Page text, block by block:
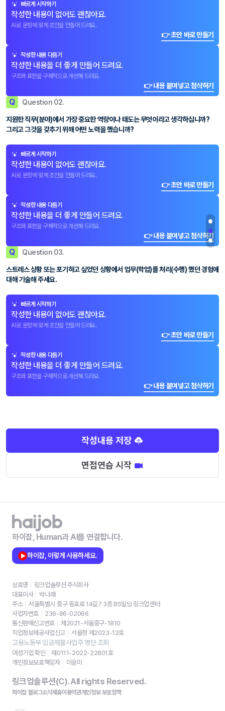
빠르게 시작하기
작성한 내용이 없어도 괜찮아요.
AI로 문항에 맞게 초안을 만들어 드려요.
👉 초안 바로 만들기
작성한 내용 다듬기
작성한 내용을 더 좋게 만들어 드려요.
구조와 표현을 구체적으로 개선해 드려요.
👉 내용 붙여넣고 첨삭하기
Q Question 02.
지원한 직무(분야)에서 가장 중요한 역량이나 태도는 무엇이라고 생각하십니까?
그리고 그것을 갖추기 위해 어떤 노력을 했습니까?
빠르게 시작하기
작성한 내용이 없어도 괜찮아요.
AI로 문항에 맞게 초안을 만들어 드려요.
👉 초안 바로 만들기
작성한 내용 다듬기
작성한 내용을 더 좋게 만들어 드려요.
구조와 표현을 구체적으로 개선해 드려요.
👉 내용 붙여넣고 첨삭하기
Q Question 03.
스트레스 상황 또는 포기하고 싶었던 상황에서 업무(학업)를 처리(수행) 했던 경험에
대해 기술해 주세요.
빠르게 시작하기
작성한 내용이 없어도 괜찮아요.
AI로 문항에 맞게 초안을 만들어 드려요.
👉 초안 바로 만들기
작성한 내용 다듬기
작성한 내용을 더 좋게 만들어 드려요.
구조와 표현을 구체적으로 개선해 드려요.
👉 내용 붙여넣고 첨삭하기
작성내용 저장
면접연습 시작
하이잡, Human과 AI를 연결합니다.
하이잡, 이렇게 사용하세요.
상호명
링크업솔루션 주식회사
대표이사
박나래
주소
서울특별시 중구 동호로 14길7 3층 BS빌딩 링크업센터
사업자번호
236-86-02066
통신판매신고번호
제2021-서울중구-1810
직업정보제공사업신고
서울청 제2023-12호
고용노동부 임금체불사업주 명단 조회
여성기업 확인
제0111-2022-22801호
개인정보보호책임자
이윤미
링크업솔루션(C). All rights Reserved.
하이잡 블로그소식제휴이용약관개인정보 보호정책